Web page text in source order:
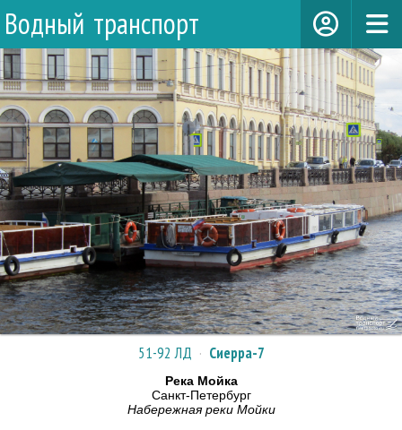
Водный транспорт
51-92 ЛД · Сиерра-7
Река Мойка
Санкт-Петербург
Набережная реки Мойки